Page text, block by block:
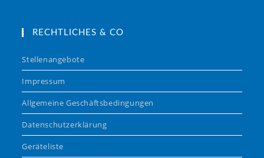
RECHTLICHES & CO
Stellenangebote
Impressum
Allgemeine Geschäftsbedingungen
Datenschutzerklärung
Geräteliste